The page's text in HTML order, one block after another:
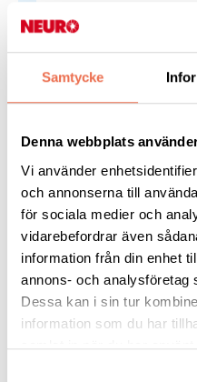
Samtycke
Denna webbplats
Vi använder
och annonserna till
för sociala medier och
vidarebefordrar även
information från din enhet
annons- och analysföretag
Dessa kan i sin tur
information som du har
samlat in när du har
Läs mer på
Hydrocefalus
Gå med i
Stöd oss